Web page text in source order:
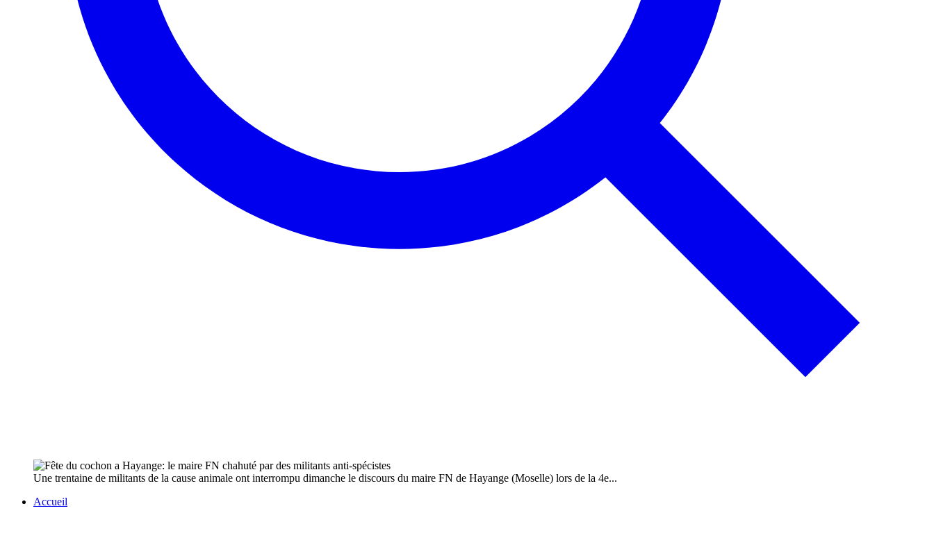
Une trentaine de militants de la cause animale ont interrompu dimanche le discours du maire FN de Hayange (Moselle) lors de la 4e...
Accueil